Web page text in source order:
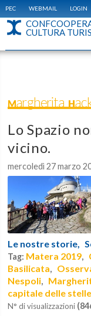
PEC WEBMAIL LOGIN
CULTURA
Margherita
Lo Spazio
vicino.
mercoledì 27 marzo
Le nostre storie,
Tag: Matera 2019,
Basilicata,
Nespoli,
capitale delle stelle
N° di visualizzazioni